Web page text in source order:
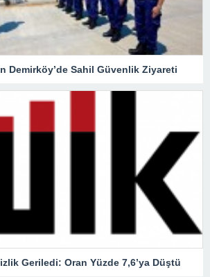
Demirköy’de Sahil Güvenlik Ziyareti
Geriledi: Oran Yüzde 7,6’ya Düştü